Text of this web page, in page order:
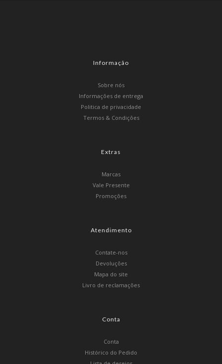
Informação
Sobre nós
Informações de entrega
Politica de privacidade
Termos & Condições
Extras
Marcas
Vale Presente
Promoções
Atendimento
Contate-nos
Devoluções
Mapa do site
Livro de reclamações
Conta
Conta
Histórico do Pedido